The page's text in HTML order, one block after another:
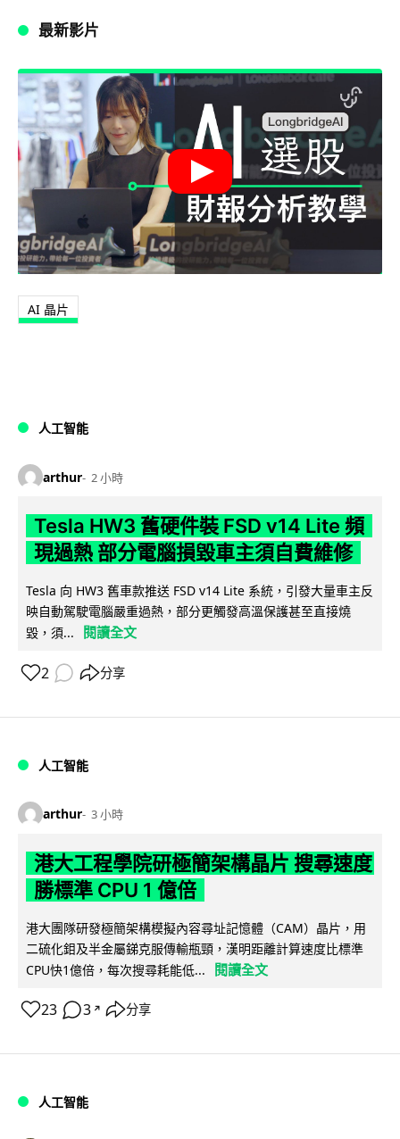
最新影片
AI 晶片
人工智能
arthur 2 小時
Tesla HW3 舊硬件裝 FSD v14 Lite 頻
現過熱 部分電腦損毀車主須自費維修
Tesla 向 HW3 舊車款推送 FSD v14 Lite 系統，引發大量車主反
映自動駕駛電腦嚴重過熱，部分更觸發高溫保護甚至直接燒
毀，須...
閱讀全文
2 分享
人工智能
arthur 3 小時
港大工程學院研極簡架構晶片 搜尋速度
勝標準 CPU 1 億倍
港大團隊研發極簡架構模擬內容尋址記憶體（CAM）晶片，用
二硫化鉬及半金屬銻克服傳輸瓶頸，漢明距離計算速度比標準
CPU快1億倍，每次搜尋耗能低...
閱讀全文
23 3 ↗ 分享
人工智能